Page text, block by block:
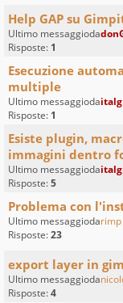
Help GAP su
Ultimo messaggioda
Risposte: 1
Esecuzione
multiple
Ultimo messaggioda
Risposte: 1
Esiste plugin,
immagini dentro
Ultimo messaggioda
Risposte:5
Problema con
Ultimo messaggiodarimp
Risposte:23
export layer in
Ultimo messaggioda
Risposte:4